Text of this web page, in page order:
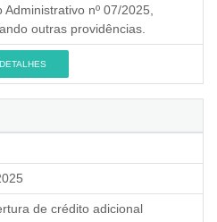
nº 07/2025,
outras providências.
de crédito adicional